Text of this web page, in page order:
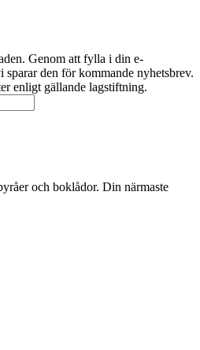
Genom att fylla i din e-
sparar den för kommande nyhetsbrev.
enligt gällande lagstiftning.
och boklådor. Din närmaste